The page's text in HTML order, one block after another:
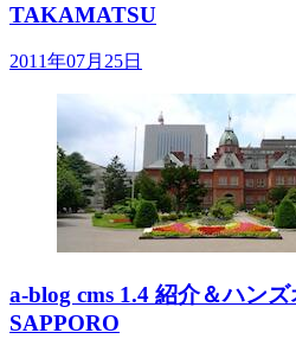
TAKAMATSU
2011年07月25日
a-blog cms 1.4 紹介＆ハン
SAPPORO